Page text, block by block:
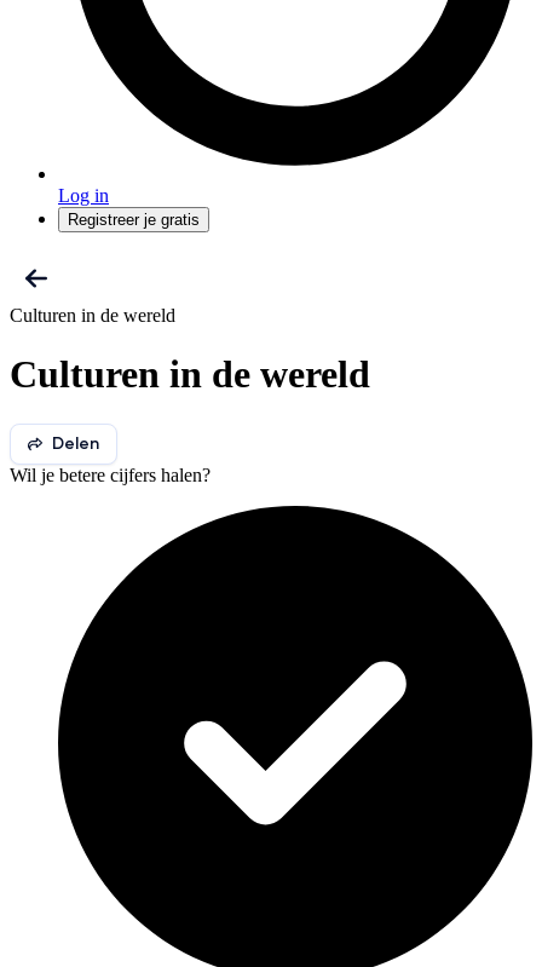
Log in
Registreer je gratis
Culturen in de wereld
Culturen in de wereld
Delen
Wil je betere cijfers halen?